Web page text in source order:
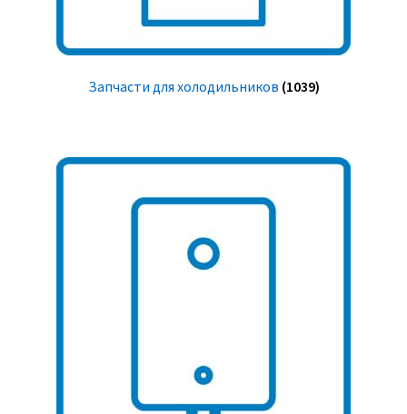
Запчасти для холодильников (1039)